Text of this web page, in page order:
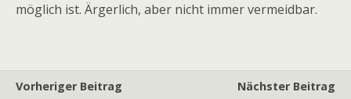
möglich ist. Ärgerlich, aber nicht immer vermeidbar.
Vorheriger Beitrag
Nächster Beitrag